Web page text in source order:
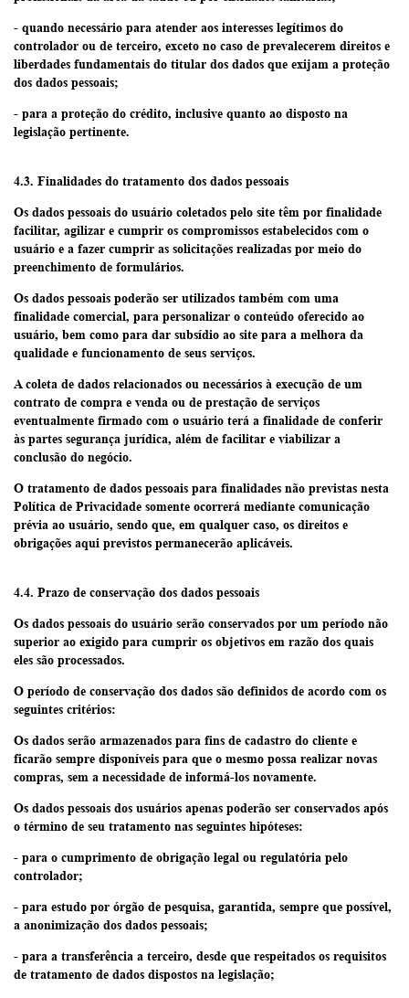
- quando necessário para atender aos interesses legítimos do
controlador ou de terceiro, exceto no caso de prevalecerem direitos e
liberdades fundamentais do titular dos dados que exijam a proteção
dos dados pessoais;
- para a proteção do crédito, inclusive quanto ao disposto na
legislação pertinente.
4.3. Finalidades do tratamento dos dados pessoais
Os dados pessoais do usuário coletados pelo site têm por finalidade
facilitar, agilizar e cumprir os compromissos estabelecidos com o
usuário e a fazer cumprir as solicitações realizadas por meio do
preenchimento de formulários.
Os dados pessoais poderão ser utilizados também com uma
finalidade comercial, para personalizar o conteúdo oferecido ao
usuário, bem como para dar subsídio ao site para a melhora da
qualidade e funcionamento de seus serviços.
A coleta de dados relacionados ou necessários à execução de um
contrato de compra e venda ou de prestação de serviços
eventualmente firmado com o usuário terá a finalidade de conferir
às partes segurança jurídica, além de facilitar e viabilizar a
conclusão do negócio.
O tratamento de dados pessoais para finalidades não previstas nesta
Política de Privacidade somente ocorrerá mediante comunicação
prévia ao usuário, sendo que, em qualquer caso, os direitos e
obrigações aqui previstos permanecerão aplicáveis.
4.4. Prazo de conservação dos dados pessoais
Os dados pessoais do usuário serão conservados por um período não
superior ao exigido para cumprir os objetivos em razão dos quais
eles são processados.
O período de conservação dos dados são definidos de acordo com os
seguintes critérios:
Os dados serão armazenados para fins de cadastro do cliente e
ficarão sempre disponíveis para que o mesmo possa realizar novas
compras, sem a necessidade de informá-los novamente.
Os dados pessoais dos usuários apenas poderão ser conservados após
o término de seu tratamento nas seguintes hipóteses:
- para o cumprimento de obrigação legal ou regulatória pelo
controlador;
- para estudo por órgão de pesquisa, garantida, sempre que possível,
a anonimização dos dados pessoais;
- para a transferência a terceiro, desde que respeitados os requisitos
de tratamento de dados dispostos na legislação;